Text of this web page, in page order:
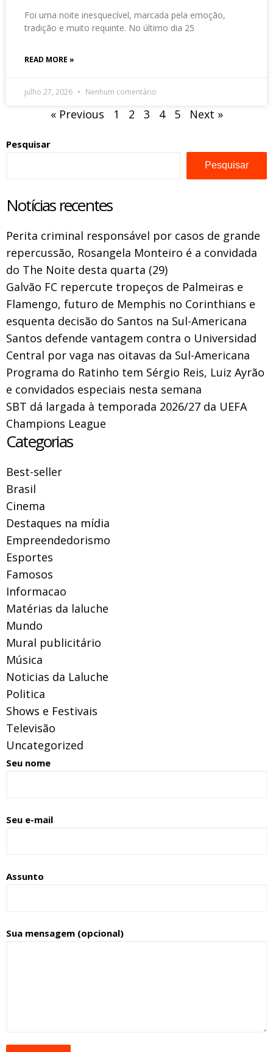
Foi uma noite inesquecível, marcada pela emoção,
tradição e muito requinte. No último dia 25
READ MORE »
julho 27, 2026 Nenhum comentário
« Previous 1 2 3 4 5 Next »
Pesquisar
Pesquisar
Notícias recentes
Perita criminal responsável por casos de grande
repercussão, Rosangela Monteiro é a convidada
do The Noite desta quarta (29)
Galvão FC repercute tropeços de Palmeiras e
Flamengo, futuro de Memphis no Corinthians e
esquenta decisão do Santos na Sul-Americana
Santos defende vantagem contra o Universidad
Central por vaga nas oitavas da Sul-Americana
Programa do Ratinho tem Sérgio Reis, Luiz Ayrão
e convidados especiais nesta semana
SBT dá largada à temporada 2026/27 da UEFA
Champions League
Categorias
Best-seller
Brasil
Cinema
Destaques na mídia
Empreendedorismo
Esportes
Famosos
Informacao
Matérias da laluche
Mundo
Mural publicitário
Música
Noticias da Laluche
Politica
Shows e Festivais
Televisão
Uncategorized
Seu nome
Seu e-mail
Assunto
Sua mensagem (opcional)